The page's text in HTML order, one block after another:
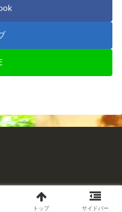
流れを読む占い.
トップ サイドバー